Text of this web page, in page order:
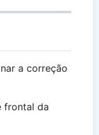
a correção
frontal da